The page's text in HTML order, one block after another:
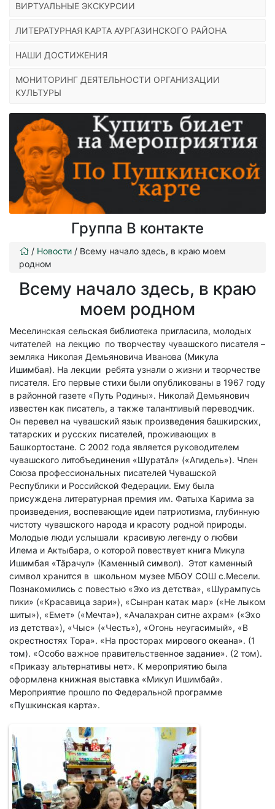
ВИРТУАЛЬНЫЕ ЭКСКУРСИИ
ЛИТЕРАТУРНАЯ КАРТА АУРГАЗИНСКОГО РАЙОНА
НАШИ ДОСТИЖЕНИЯ
МОНИТОРИНГ ДЕЯТЕЛЬНОСТИ ОРГАНИЗАЦИИ
КУЛЬТУРЫ
Группа В контакте
/ Новости / Всему начало здесь, в краю моем
родном
Всему начало здесь, в краю
моем родном
Меселинская сельская библиотека пригласила, молодых
читателей на лекцию по творчеству чувашского писателя –
земляка Николая Демьяновича Иванова (Микула
Ишимбая). На лекции ребята узнали о жизни и творчестве
писателя. Его первые стихи были опубликованы в 1967 году
в районной газете «Путь Родины». Николай Демьянович
известен как писатель, а также талантливый переводчик.
Он перевел на чувашский язык произведения башкирских,
татарских и русских писателей, проживающих в
Башкортостане. С 2002 года является руководителем
чувашского литобъединения «Шуратăл» («Агидель»). Член
Союза профессиональных писателей Чувашской
Республики и Российской Федерации. Ему была
присуждена литературная премия им. Фатыха Карима за
произведения, воспевающие идеи патриотизма, глубинную
чистоту чувашского народа и красоту родной природы.
Молодые люди услышали красивую легенду о любви
Илема и Актыбара, о которой повествует книга Микула
Ишимбая «Тӑрачул» (Каменный символ). Этот каменный
символ хранится в школьном музее МБОУ СОШ с.Месели.
Познакомились с повестью «Эхо из детства», «Шурампусь
пики» («Красавица зари»), «Сынран катак мар» («Не лыком
шиты»), «Емет» («Мечта»), «Ачалахран ситне ахрам» («Эхо
из детства»), «Чыс» («Честь»), «Огонь неугасимый», «В
окрестностях Тора». «На просторах мирового океана». (1
том). «Особо важное правительственное задание». (2 том).
«Приказу альтернативы нет». К мероприятию была
оформлена книжная выставка «Микул Ишимбай».
Мероприятие прошло по Федеральной программе
«Пушкинская карта».